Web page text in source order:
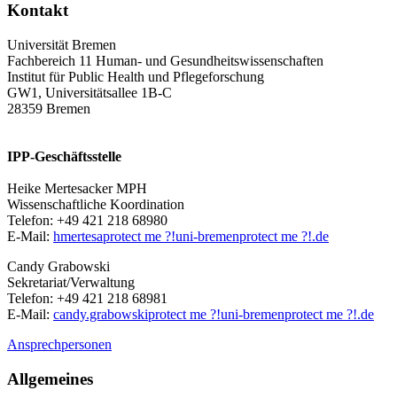
Kontakt
Universität Bremen
Fachbereich 11 Human- und Gesundheitswissenschaften
Institut für Public Health und Pflegeforschung
GW1, Universitätsallee 1B-C
28359 Bremen
IPP-Geschäftsstelle
Heike Mertesacker MPH
Wissenschaftliche Koordination
Telefon: +49 421 218 68980
E-Mail: hmertesaprotect me ?!uni-bremenprotect me ?!.de
Candy Grabowski
Sekretariat/Verwaltung
Telefon: +49 421 218 68981
E-Mail: candy.grabowskiprotect me ?!uni-bremenprotect me ?!.de
Ansprechpersonen
Allgemeines